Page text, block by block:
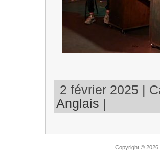
2 février 2025 |
Anglais |
Copyright © 2026